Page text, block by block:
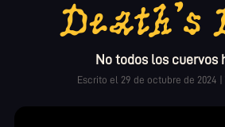
Death's
No todos los cuervos
Escrito el 29 de octubre de 2024 |